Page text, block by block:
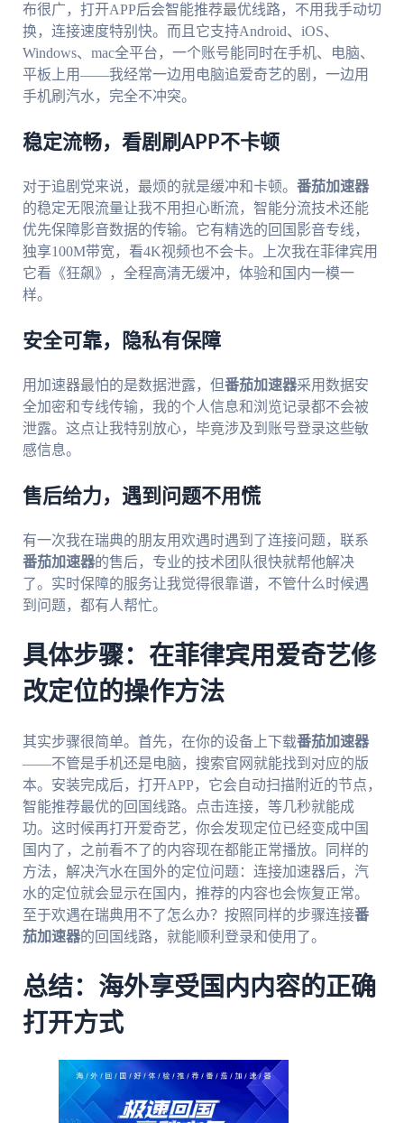
布很广，打开APP后会智能推荐最优线路，不用我手动切
换，连接速度特别快。而且它支持Android、iOS、
Windows、mac全平台，一个账号能同时在手机、电脑、
平板上用——我经常一边用电脑追爱奇艺的剧，一边用
手机刷汽水，完全不冲突。
稳定流畅，看剧刷APP不卡顿
对于追剧党来说，最烦的就是缓冲和卡顿。 番茄加速器
的稳定无限流量让我不用担心断流，智能分流技术还能
优先保障影音数据的传输。它有精选的回国影音专线，
独享100M带宽，看4K视频也不会卡。上次我在菲律宾用
它看《狂飙》，全程高清无缓冲，体验和国内一模一
样。
安全可靠，隐私有保障
用加速器最怕的是数据泄露，但番茄加速器采用数据安
全加密和专线传输，我的个人信息和浏览记录都不会被
泄露。这点让我特别放心，毕竟涉及到账号登录这些敏
感信息。
售后给力，遇到问题不用慌
有一次我在瑞典的朋友用欢遇时遇到了连接问题，联系
番茄加速器的售后，专业的技术团队很快就帮他解决
了。实时保障的服务让我觉得很靠谱，不管什么时候遇
到问题，都有人帮忙。
具体步骤：在菲律宾用爱奇艺修
改定位的操作方法
其实步骤很简单。首先，在你的设备上下载番茄加速器
——不管是手机还是电脑，搜索官网就能找到对应的版
本。安装完成后，打开APP，它会自动扫描附近的节点，
智能推荐最优的回国线路。点击连接，等几秒就能成
功。这时候再打开爱奇艺，你会发现定位已经变成中国
国内了，之前看不了的内容现在都能正常播放。同样的
方法，解决汽水在国外的定位问题：连接加速器后，汽
水的定位就会显示在国内，推荐的内容也会恢复正常。
至于欢遇在瑞典用不了怎么办？按照同样的步骤连接番
茄加速器的回国线路，就能顺利登录和使用了。
总结：海外享受国内内容的正确
打开方式